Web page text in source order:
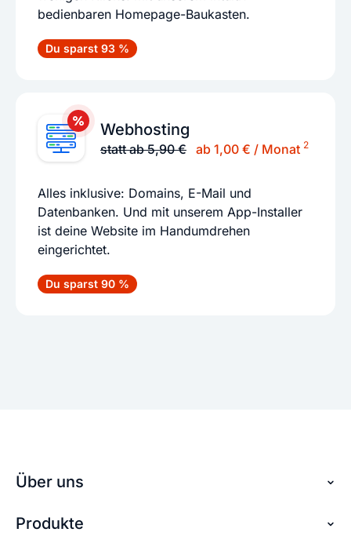
bedienbaren Homepage-Baukasten.
Du sparst 93 %
Webhosting
statt ab 5,90 € ab 1,00 € / Monat 2
Alles inklusive: Domains, E-Mail und
Datenbanken. Und mit unserem App-Installer
ist deine Website im Handumdrehen
eingerichtet.
Du sparst 90 %
Über uns
Über checkdomain
Produkte